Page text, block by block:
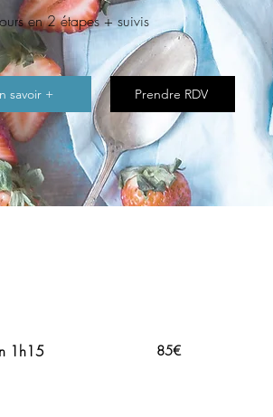
en 2 étapes + suivis
savoir + Prendre RDV
1h15 85€